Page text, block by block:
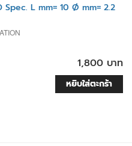
Spec. L mm= 10 Ø mm= 2.2
1,800 บาท
หยิบใส่ตะกร้า